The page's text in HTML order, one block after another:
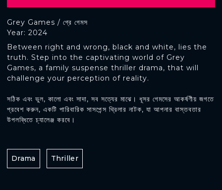
Grey Games / গ্রে গেমস
Year: 2024
Between right and wrong, black and white, lies the
truth. Step into the captivating world of Grey
Games, a family suspense thriller drama, that will
challenge your perception of reality.
সঠিক এবং ভুল, কালো এবং সাদা, সব সত্যের মাঝে। ধূসর গেমসের আকর্ষণীয় জগতে
প্রবেশ করুন, একটি পারিবারিক সাসপেন্স থ্রিলার নাটক, যা আপনার বাস্তবতার
উপলব্ধিতে চ্যালেঞ্জ করবে।
Drama Thriller